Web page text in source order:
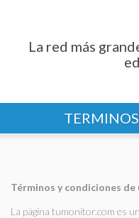
La red más
Encontrar profesionales
¿QUÉ ES
Términos y condiciones de
La página tumonitor.com es